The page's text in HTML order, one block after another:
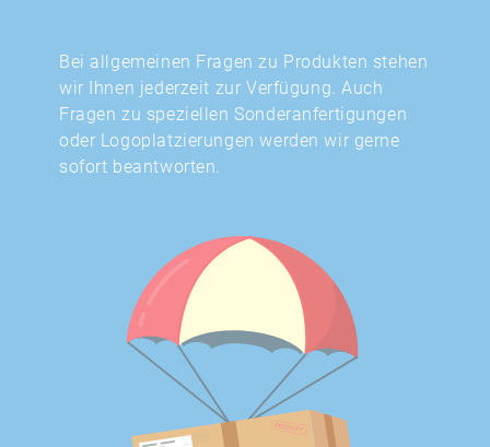
Bei allgemeinen Fragen zu Produkten stehen
wir Ihnen jederzeit zur Verfügung. Auch
Fragen zu speziellen Sonderanfertigungen
oder Logoplatzierungen werden wir gerne
sofort beantworten.